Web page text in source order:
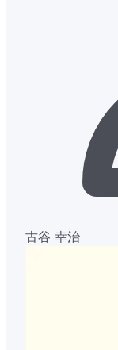
古谷 幸治